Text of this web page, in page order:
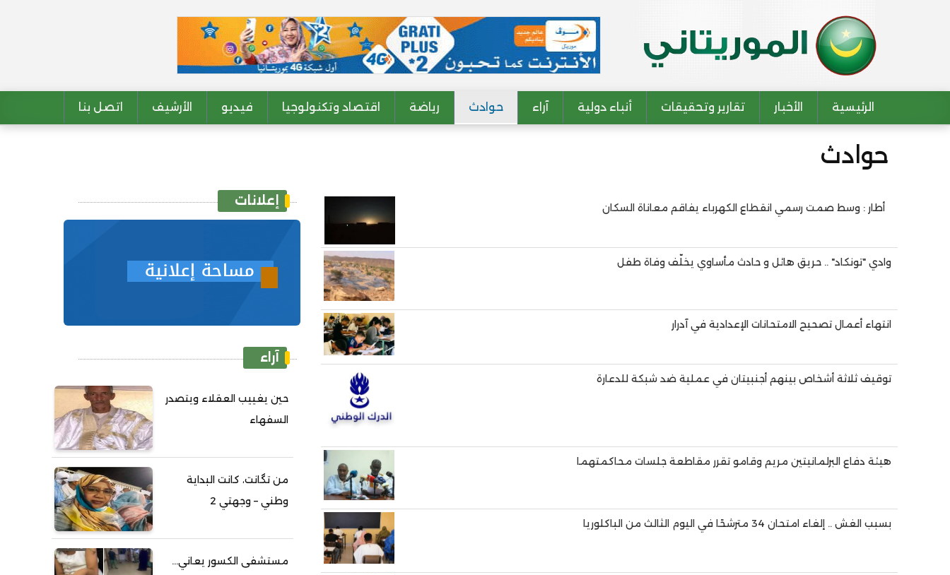
Main navigation
الرئيسية الأخبار تقارير وتحقيقات أنباء دولية آراء حوادث رياضة اقتصاد وتكنولوجيا فيديو الأرشيف اتصل بنا
حوادث
أطار : وسط صمت رسمي انقطاع الكهرباء يفاقم معاناة السكان
وادي "تونكاد" .. حريق هائل و حادث مأساوي يخلّف وفاة طفل
انتهاء أعمال تصحيح الامتحانات الإعدادية في آدرار
توقيف ثلاثة أشخاص بينهم أجنبيتان في عملية ضد شبكة للدعارة
هيئة دفاع البرلمانيتين مريم وقامو تقرر مقاطعة جلسات محاكمتهما
بسبب الغش .. إلغاء امتحان 34 مترشحًا في اليوم الثالث من الباكلوريا
Pagination
إعلانات
آراء
حين يغييب العقلاء ويتصدر
السفهاء
من تگانت، كانت البداية
وطني – وجهتي 2
مستشفى الكسور يعاني...